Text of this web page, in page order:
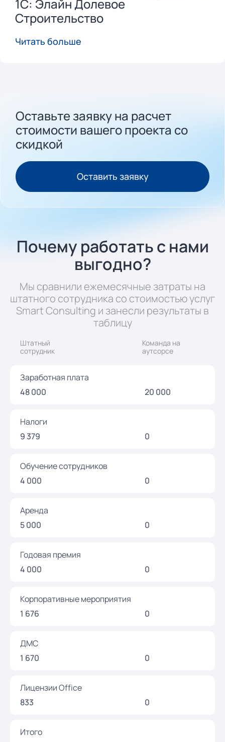
1С: Элайн Долевое
Строительство
Читать больше
Оставьте заявку на расчет
стоимости вашего проекта cо
скидкой
Оставить заявку
Почему работать с нами
выгодно?
Мы сравнили ежемесячные затраты на
штатного сотрудника cо стоимостью услуг
Smart Consulting и занесли результаты в
таблицу
Штатный
сотрудник
Команда на
аутсорсе
Заработная плата
48 000
20 000
Налоги
9 379
0
Обучение сотрудников
4 000
0
Аренда
5 000
0
Годовая премия
4 000
0
Корпоративные мероприятия
1 676
0
ДМС
1 670
0
Лицензии Office
833
0
Итого